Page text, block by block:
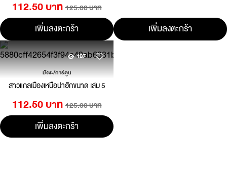
112.50 บาท 125.00 บาท
เพิ่มลงตะกร้า เพิ่มลงตะกร้า
107
มังงะ/การ์ตูน
สาวแกลเมืองเหนือน่าฮักขนาด เล่ม 5
112.50 บาท 125.00 บาท
เพิ่มลงตะกร้า